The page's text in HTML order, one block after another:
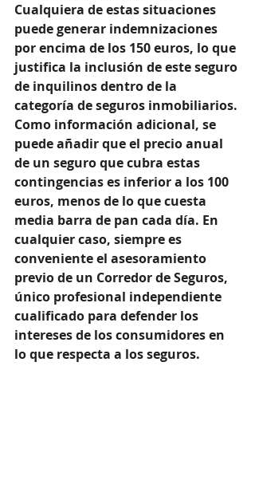
Cualquiera de estas situaciones
puede generar indemnizaciones
por encima de los 150 euros, lo que
justifica la inclusión de este seguro
de inquilinos dentro de la
categoría de seguros inmobiliarios.
Como información adicional, se
puede añadir que el precio anual
de un seguro que cubra estas
contingencias es inferior a los 100
euros, menos de lo que cuesta
media barra de pan cada día. En
cualquier caso, siempre es
conveniente el asesoramiento
previo de un Corredor de Seguros,
único profesional independiente
cualificado para defender los
intereses de los consumidores en
lo que respecta a los seguros.